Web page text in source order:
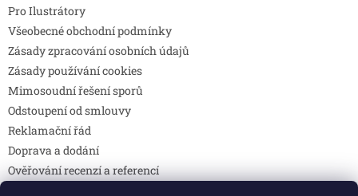
Pro Ilustrátory
Všeobecné obchodní podmínky
Zásady zpracování osobních údajů
Zásady používání cookies
Mimosoudní řešení sporů
Odstoupení od smlouvy
Reklamační řád
Doprava a dodání
Ověřování recenzí a referencí